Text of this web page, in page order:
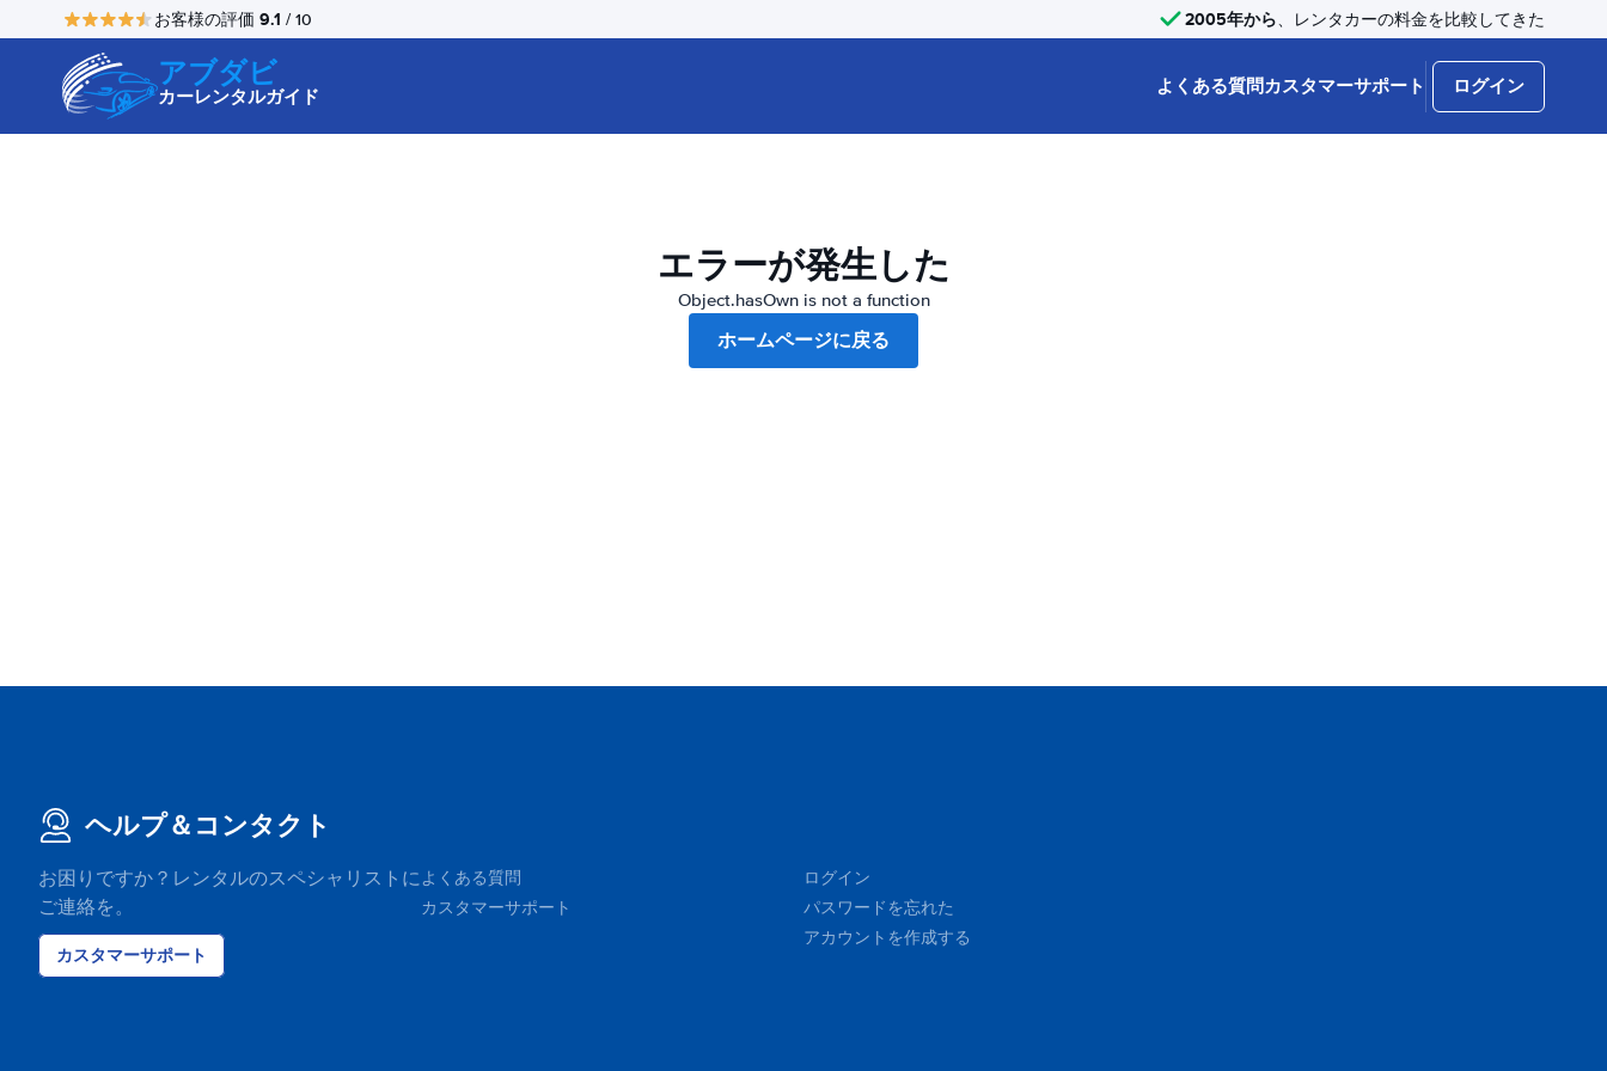
お客様の評価 9.1 / 10 2005年から、レンタカーの料金を比較してきた
アブダビ
カーレンタルガイド よくある質問カスタマーサポート ログイン
エラーが発生した
Object.hasOwn is not a function
ホームページに戻る
ヘルプ＆コンタクト
お困りですか？レンタルのスペシャリストに
ご連絡を。
カスタマーサポート
よくある質問
カスタマーサポート
ログイン
パスワードを忘れた
アカウントを作成する